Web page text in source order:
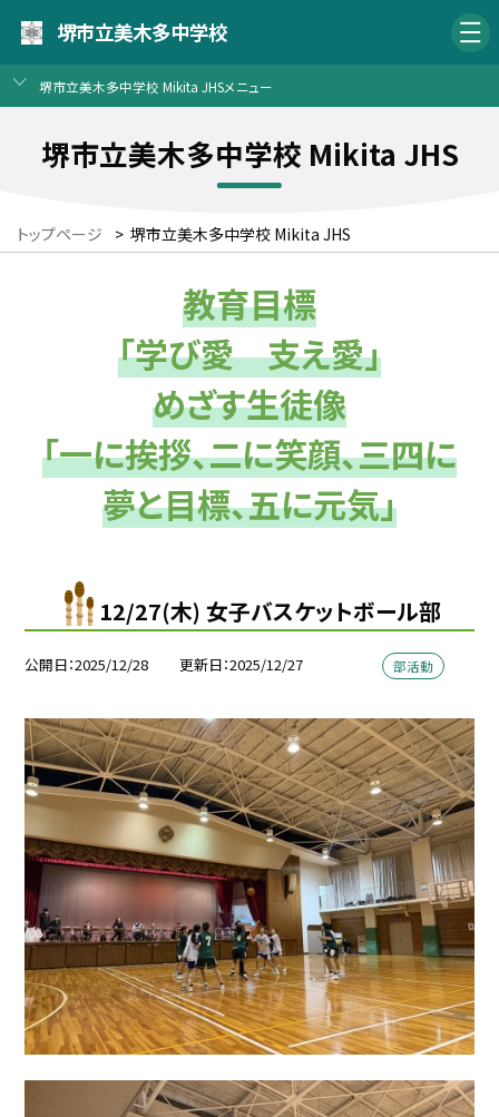
堺市立美木多中学校
堺市立美木多中学校 Mikita JHSメニュー
堺市立美木多中学校 Mikita JHS
トップページ > 堺市立美木多中学校 Mikita JHS
教育目標
「学び愛 支え愛」
めざす生徒像
「一に挨拶、二に笑顔、三四に
夢と目標、五に元気」
12/27(木) 女子バスケットボール部
公開日 2025/12/28 更新日 2025/12/27 部活動